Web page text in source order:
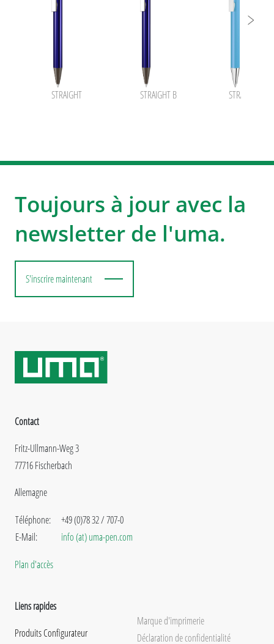
STRAIGHT STRAIGHT B STRAIGHT SI
Toujours à jour avec la
newsletter de l'uma.
S'inscrire maintenant
Contact
Fritz-Ullmann-Weg 3
77716 Fischerbach
Allemagne
Téléphone:
E-Mail:
+49 (0)78 32 / 707-0
info (at) uma-pen.com
Plan d'accès
Liens rapides
Produits Configurateur
Marque d'imprimerie
Déclaration de confidentialité